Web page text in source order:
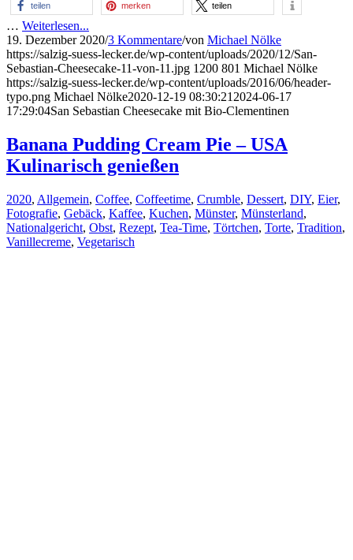
teilen merken teilen
… Weiterlesen...
19. Dezember 2020/3 Kommentare/von Michael Nölke
https://salzig-suess-lecker.de/wp-content/uploads/2020/12/San-
Sebastian-Cheesecake-11-von-11.jpg 1200 801 Michael Nölke
https://salzig-suess-lecker.de/wp-content/uploads/2016/06/header-
typo.png Michael Nölke2020-12-19 08:30:21 2024-06-17
17:29:04San Sebastian Cheesecake mit Bio-Clementinen
Banana Pudding Cream Pie – USA
Kulinarisch genießen
2020, Allgemein, Coffee, Coffeetime, Crumble, Dessert, DIY, Eier,
Fotografie, Gebäck, Kaffee, Kuchen, Münster, Münsterland,
Nationalgericht, Obst, Rezept, Tea-Time, Törtchen, Torte, Tradition,
Vanillecreme, Vegetarisch